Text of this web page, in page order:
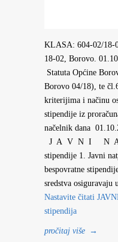
KLASA: 604-02/18-
18-02, Borovo.
Statuta Općine
Borovo 04/18), te
kriterijima i načinu
stipendije iz
načelnik dana
J A V N I N A
stipendije 1. Javni
bespovratne
sredstva
Nastavite čitati
stipendija
pročitaj više →